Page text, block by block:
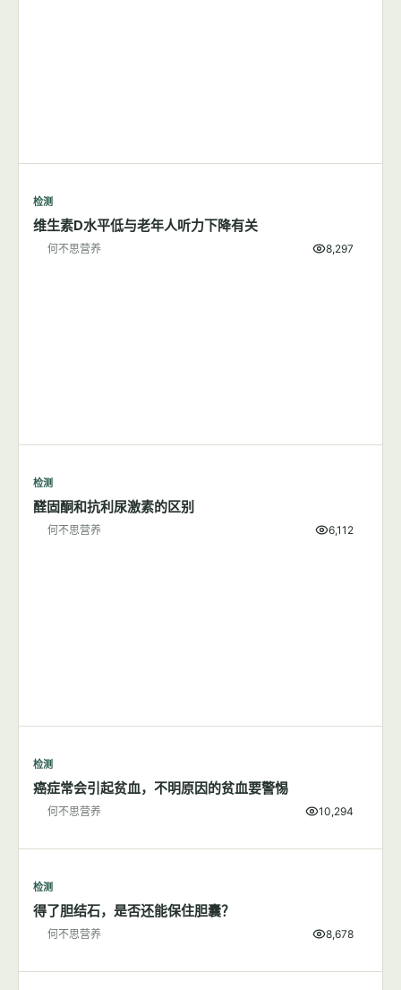
检测
维生素D水平低与老年人听力下降有关
何不思营养 8,297
检测
醛固酮和抗利尿激素的区别
何不思营养 6,112
检测
癌症常会引起贫血，不明原因的贫血要警惕
何不思营养 10,294
检测
得了胆结石，是否还能保住胆囊？
何不思营养 8,678